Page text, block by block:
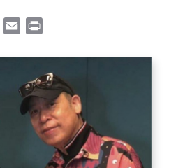
WeChat
Email